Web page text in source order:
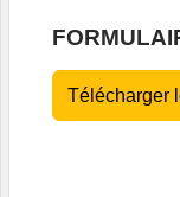
Télécharger